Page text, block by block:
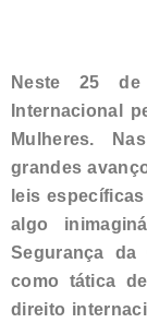
Neste 25 de
Internacional
Mulheres.
grandes
leis
algo
Segurança da
como tática
direito